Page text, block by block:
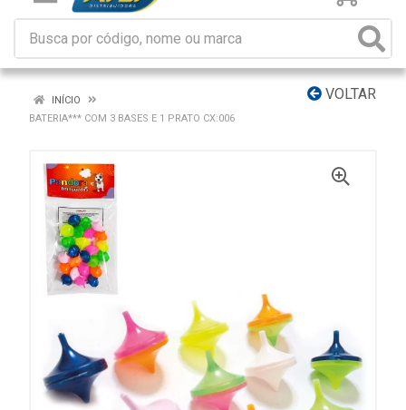
VOLTAR
INÍCIO
BATERIA*** COM 3 BASES E 1 PRATO CX:006